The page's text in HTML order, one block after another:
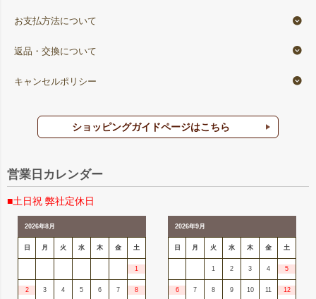
お支払方法について
返品・交換について
キャンセルポリシー
ショッピングガイドページはこちら
営業日カレンダー
■土日祝 弊社定休日
2026年8月
日 月 火 水 木 金 土
1
2 3 4 5 6 7 8
2026年9月
日 月 火 水 木 金 土
1 2 3 4 5
6 7 8 9 10 11 12